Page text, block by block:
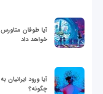
آیا طوفان
خواهد داد
آیا ورود
چگونه؟